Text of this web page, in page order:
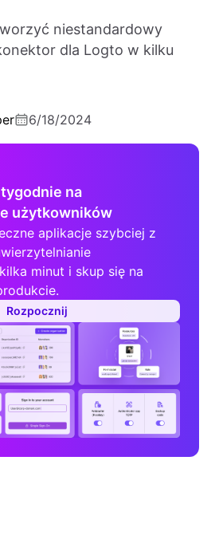
niestandardowy
dla Logto w kilku
6/18/2024
na
użytkowników
aplikacje szybciej z
minut i skup się na
Rozpocznij